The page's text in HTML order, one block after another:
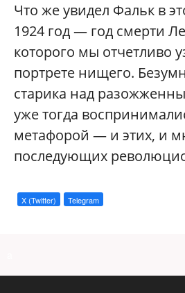
Что же увидел Фальк в
1924 год — год смерти
которого мы отчетливо
портрете нищего.
старика над
уже тогда
метафорой — и этих, и
последующих
X (Twitter) Telegram